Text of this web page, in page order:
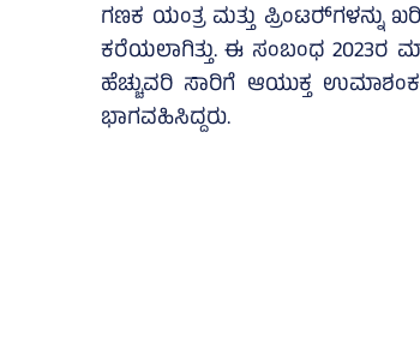
ಗಣಕ ಯಂತ್ರ ಮತ್ತು
ಕರೆಯಲಾಗಿತ್ತು. ಈ ಸಂಬಂಧ
ಹೆಚ್ಚುವರಿ ಸಾರಿಗೆ ಆಯುಕ್ತ
ಭಾಗವಹಿಸಿದ್ದರು.